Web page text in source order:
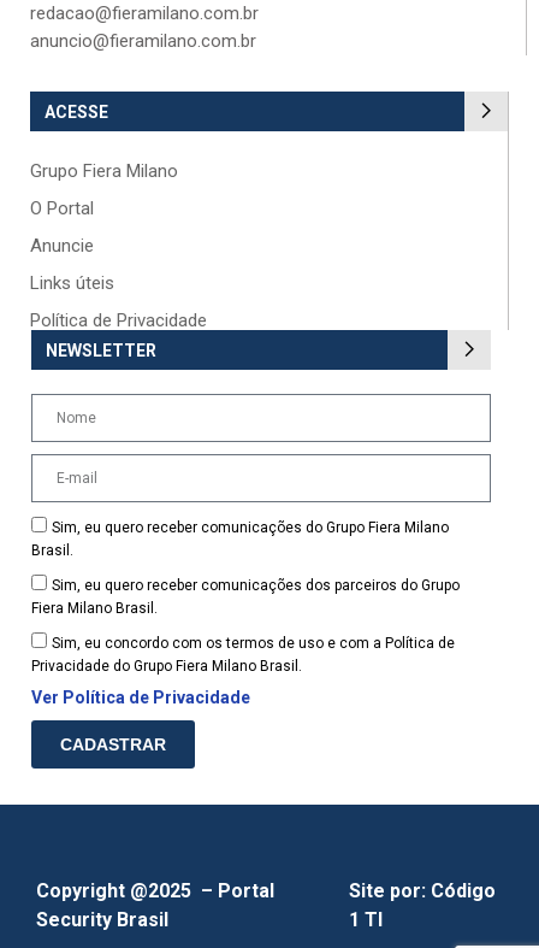
redacao@fieramilano.com.br
anuncio@fieramilano.com.br
ACESSE
Grupo Fiera Milano
O Portal
Anuncie
Links úteis
Política de Privacidade
NEWSLETTER
Sim, eu quero receber comunicações do Grupo Fiera Milano
Brasil.
Sim, eu quero receber comunicações dos parceiros do Grupo
Fiera Milano Brasil.
Sim, eu concordo com os termos de uso e com a Política de
Privacidade do Grupo Fiera Milano Brasil.
Ver Política de Privacidade
CADASTRAR
Copyright @2025 – Portal
Security Brasil
Site por: Código
1 TI